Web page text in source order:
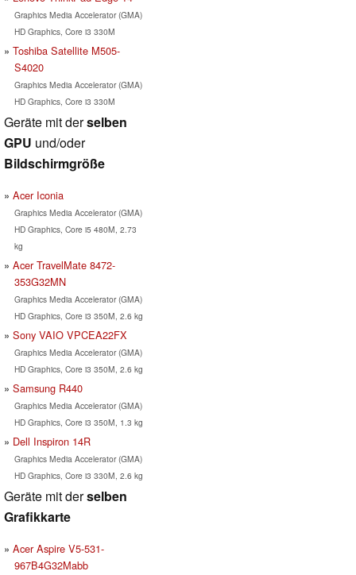
Graphics Media Accelerator (GMA)
HD Graphics, Core i3 330M
Toshiba Satellite M505-
S4020
Graphics Media Accelerator (GMA)
HD Graphics, Core i3 330M
Geräte mit derselben
GPU und/oder
Bildschirmgröße
Acer Iconia
Graphics Media Accelerator (GMA)
HD Graphics, Core i5 480M, 2.73
kg
Acer TravelMate 8472-
353G32MN
Graphics Media Accelerator (GMA)
HD Graphics, Core i3 350M, 2.6 kg
Sony VAIO VPCEA22FX
Graphics Media Accelerator (GMA)
HD Graphics, Core i3 350M, 2.6 kg
Samsung R440
Graphics Media Accelerator (GMA)
HD Graphics, Core i3 350M, 1.3 kg
Dell Inspiron 14R
Graphics Media Accelerator (GMA)
HD Graphics, Core i3 330M, 2.6 kg
Geräte mit derselben
Grafikkarte
Acer Aspire V5-531-
967B4G32Mabb